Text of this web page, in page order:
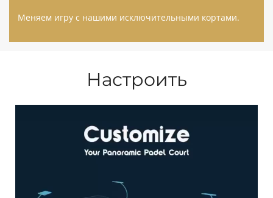
Меняем игру с нашими исключительными кортами.
Настроить